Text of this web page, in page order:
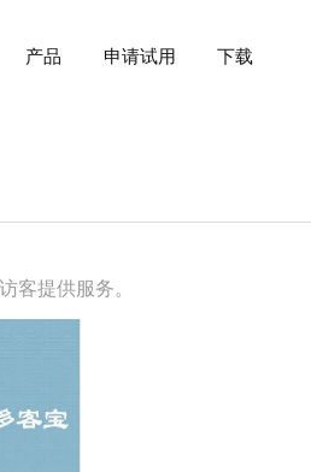
产品 申请试用 下载
客提供服务。